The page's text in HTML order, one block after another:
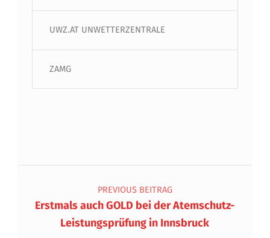
UWZ.AT UNWETTERZENTRALE
ZAMG
Beitragsnavigation
PREVIOUS BEITRAG
Erstmals auch GOLD bei der Atemschutz-
Leistungsprüfung in Innsbruck